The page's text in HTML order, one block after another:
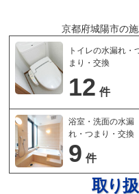
京都府城陽市の
トイレの水漏れ・
まり・交換
12 件
浴室・洗面の水漏
れ・つまり・交換
9 件
取り